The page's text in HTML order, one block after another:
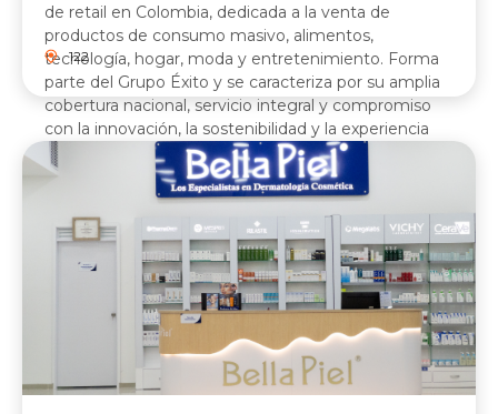
de retail en Colombia, dedicada a la venta de
productos de consumo masivo, alimentos,
tecnología, hogar, moda y entretenimiento. Forma
parte del Grupo Éxito y se caracteriza por su amplia
cobertura nacional, servicio integral y compromiso
con la innovación, la sostenibilidad y la experiencia
del cliente tanto en tiendas físicas como en su
plataforma digital.
122